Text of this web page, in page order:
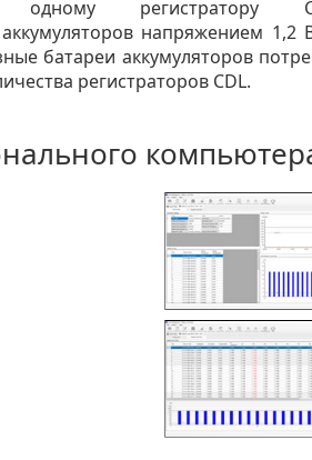
регистратору
напряжением
батареи аккумуляторов
регистраторов CDL.